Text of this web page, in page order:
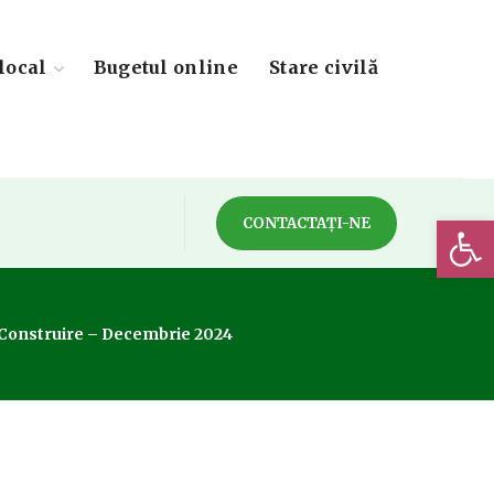
Bugetul online Stare civilă
CONTACTAȚI-NE
– Decembrie 2024